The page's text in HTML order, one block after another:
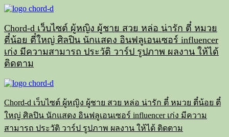
Skip
content
Chord-d เว็บไซต์ ผู้หญิง ผู้ชาย สวย หล่อ น่ารัก ตี๋ หมวย
ตี๋น้อย ตี๋ใหญ่ ศิลปิน นักแสดง อินฟลูเอนเซอร์ influencer
เก่ง มีความสามารถ ประวัติ วาร์ป รูปภาพ ผลงาน ให้ได้
ติดตาม
Primary
Chord-d เว็บไซต์ ผู้หญิง ผู้ชาย สวย หล่อ น่ารัก ตี๋ หมวย ตี๋น้อย ตี๋
ใหญ่ ศิลปิน นักแสดง อินฟลูเอนเซอร์ influencer เก่ง มีความ
สามารถ ประวัติ วาร์ป รูปภาพ ผลงาน ให้ได้ ติดตาม